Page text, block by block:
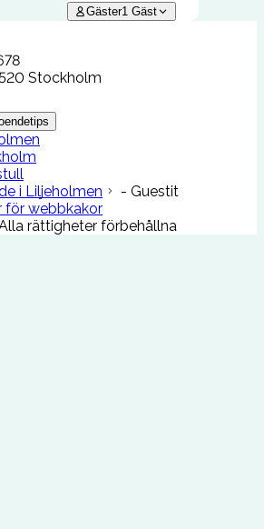
Gäster1 Gäst
Stockholm
i Liljeholmen
- Guestit
för webbkakor
rättigheter förbehållna